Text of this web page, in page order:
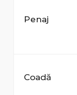
Penaj
Coadă